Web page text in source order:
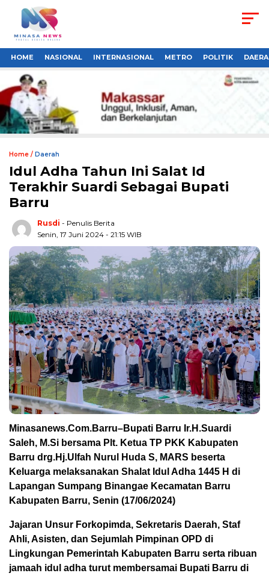
HOME NASIONAL INTERNASIONAL METRO POLITIK
Home / Daerah
Idul Adha Tahun Ini Salat Id
Terakhir Suardi Sebagai Bupati
Barru
Rusdi - Penulis Berita
Senin, 17 Juni 2024 - 21:15 WIB
Minasanews.Com.Barru–Bupati Barru Ir.H.Suardi
Saleh, M.Si bersama Plt. Ketua TP PKK Kabupaten
Barru drg.Hj.Ulfah Nurul Huda S, MARS beserta
Keluarga melaksanakan Shalat Idul Adha 1445 H di
Lapangan Sumpang Binangae Kecamatan Barru
Kabupaten Barru, Senin (17/06/2024)
Jajaran Unsur Forkopimda, Sekretaris Daerah, Staf
Ahli, Asisten, dan Sejumlah Pimpinan OPD di
Lingkungan Pemerintah Kabupaten Barru serta ribuan
jamaah idul adha turut membersamai Bupati Barru di